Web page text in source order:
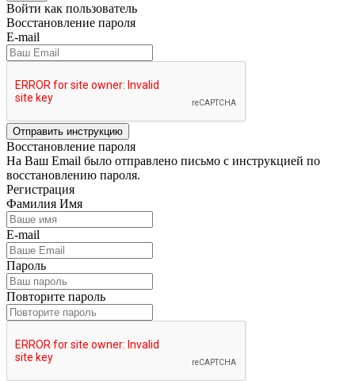
Войти как пользователь
Восстановление пароля
E-mail
Отправить инструкцию
Восстановление пароля
На Ваш Email было отправлено письмо с инструкцией по
восстановлению пароля.
Регистрация
Фамилия Имя
E-mail
Пароль
Повторите пароль